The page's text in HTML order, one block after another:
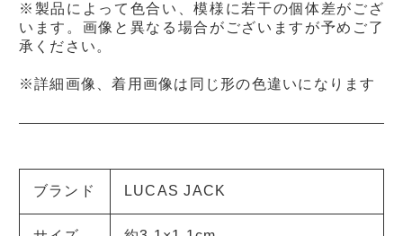
※製品によって色合い、模様に若干の個体差がござ
います。画像と異なる場合がございますが予めご了
承ください。
※詳細画像、着用画像は同じ形の色違いになります
ブランド LUCAS JACK